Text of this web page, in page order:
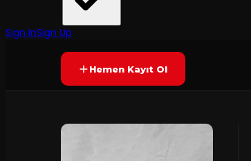
Sign InSign UpYAKINDA Yetersiz oy
Hemen Kayıt Ol